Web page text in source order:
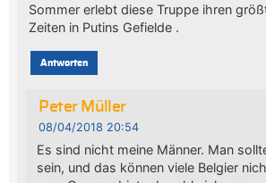
Sommer erlebt diese Truppe ihren
Zeiten in Putins Gefielde .
Antworten
Peter Müller
08/04/2018 20:54
Es sind nicht meine Männer. Man
sein, und das können viele Belgier